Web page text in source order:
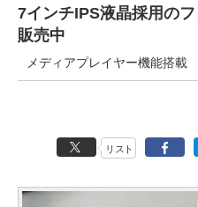
7インチIPS液晶採用の
販売中
メディアプレイヤー機能搭載
リスト